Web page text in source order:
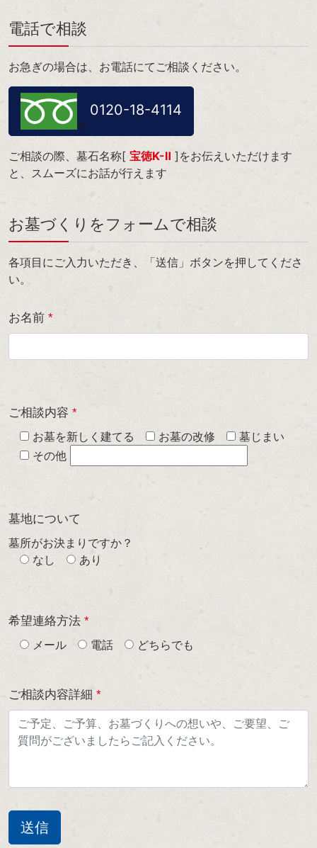
電話で相談
お急ぎの場合は、お電話にてご相談ください。
0120-18-4114
ご相談の際、墓石名称[ 宝徳K-Ⅱ ]をお伝えいただけます
と、スムーズにお話が行えます
お墓づくりをフォームで相談
各項目にご入力いただき、「送信」ボタンを押してくださ
い。
お名前 *
ご相談内容 *
お墓を新しく建てる
お墓の改修
墓じまい
その他
墓地について
墓所がお決まりですか？
なし
あり
希望連絡方法 *
メール
電話 どちらでも
ご相談内容詳細 *